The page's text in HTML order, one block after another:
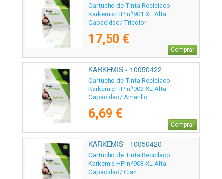
Cartucho de Tinta Reciclado
Karkemis HP nº901 XL Alta
Capacidad/ Tricolor
17,50 €
Comprar
KARKEMIS - 10050422
Cartucho de Tinta Reciclado
Karkemis HP nº903 XL Alta
Capacidad/ Amarillo
6,69 €
Comprar
KARKEMIS - 10050420
Cartucho de Tinta Reciclado
Karkemis HP nº903 XL Alta
Capacidad/ Cian